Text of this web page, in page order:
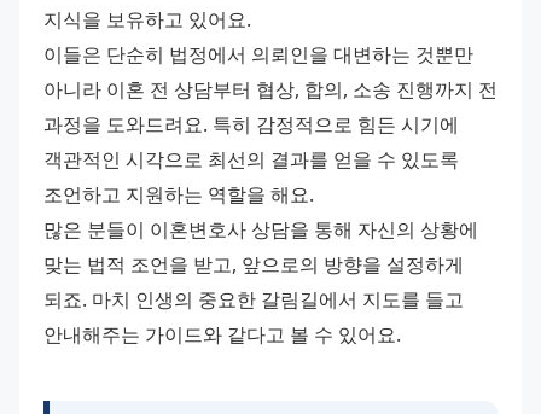
지식을 보유하고 있어요.
이들은 단순히 법정에서 의뢰인을 대변하는 것뿐만
아니라 이혼 전 상담부터 협상, 합의, 소송 진행까지 전
과정을 도와드려요. 특히 감정적으로 힘든 시기에
객관적인 시각으로 최선의 결과를 얻을 수 있도록
조언하고 지원하는 역할을 해요.
많은 분들이 이혼변호사 상담을 통해 자신의 상황에
맞는 법적 조언을 받고, 앞으로의 방향을 설정하게
되죠. 마치 인생의 중요한 갈림길에서 지도를 들고
안내해주는 가이드와 같다고 볼 수 있어요.